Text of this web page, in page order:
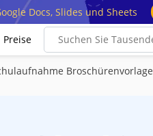
Docs, Slides und Sheets
Preise
Broschürenvorlage